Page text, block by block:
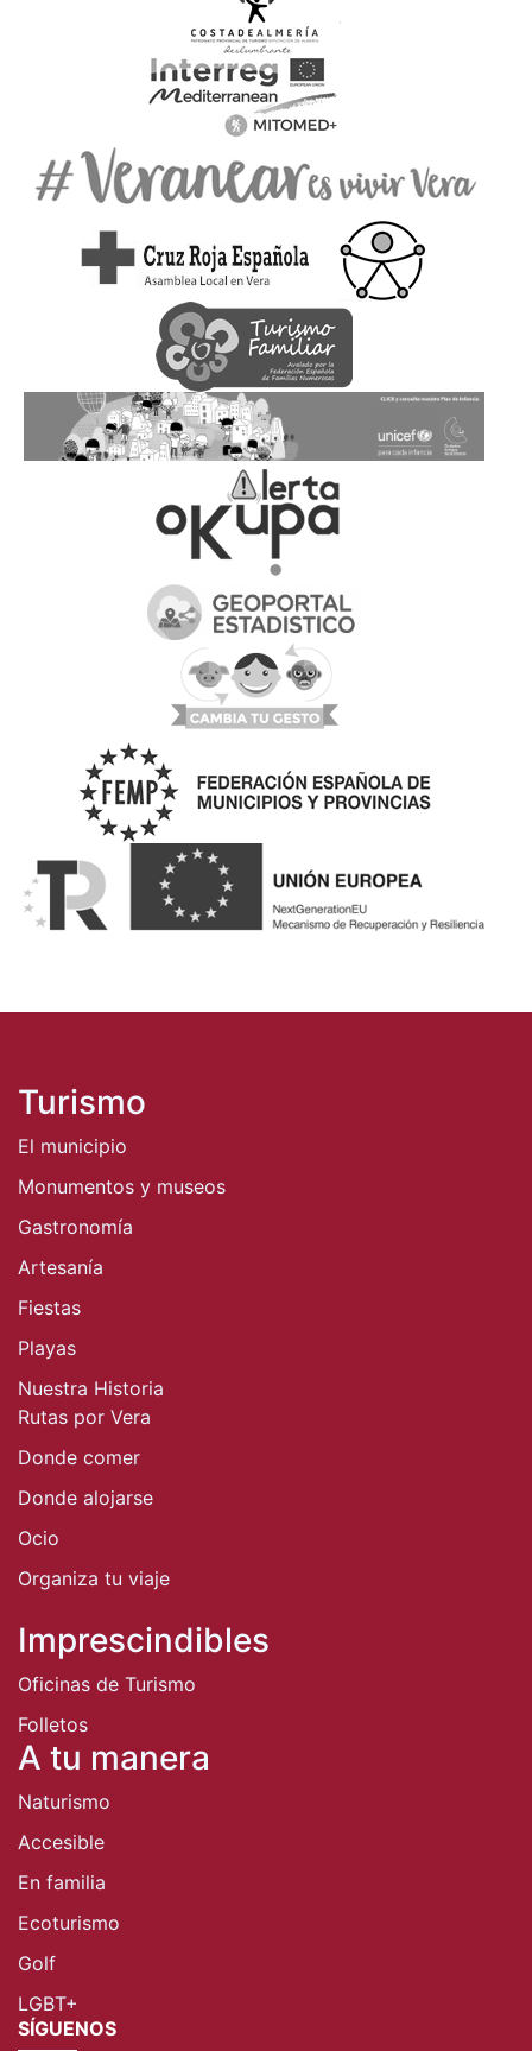
Turismo
El municipio
Monumentos y museos
Gastronomía
Artesanía
Fiestas
Playas
Nuestra Historia
Rutas por Vera
Donde comer
Donde alojarse
Ocio
Organiza tu viaje
Imprescindibles
Oficinas de Turismo
Folletos
A tu manera
Naturismo
Accesible
En familia
Ecoturismo
Golf
LGBT+
SÍGUENOS